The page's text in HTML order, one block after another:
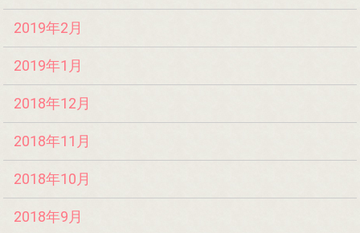
2019年2月
2019年1月
2018年12月
2018年11月
2018年10月
2018年9月